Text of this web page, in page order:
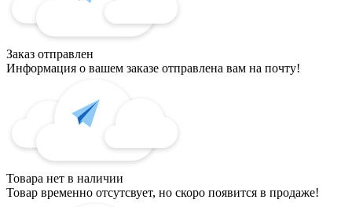
Заказ отправлен
Информация о вашем заказе отправлена вам на почту!
Товара нет в наличии
Товар временно отсутсвует, но скоро появится в продаже!